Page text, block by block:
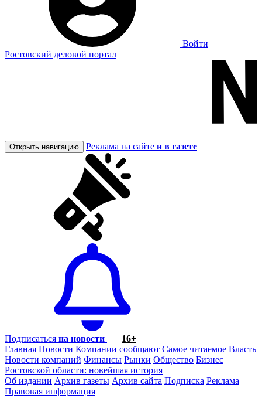
Войти
Ростовский деловой портал
Открыть навигацию Реклама на сайте и в газете
Подписаться на новости
16+
Главная Новости Компании сообщают Самое читаемое Власть
Новости компаний Финансы Рынки Общество Бизнес
Ростовской области: новейшая история
Об издании Архив газеты Архив сайта Подписка Реклама
Правовая информация